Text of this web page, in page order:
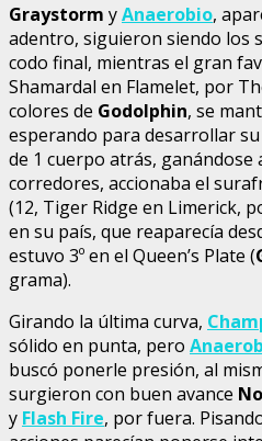
Graystorm yAnaerobio,
adentro, siguieron siendo los
codo final, mientras el gran
Shamardal en Flamelet, por
colores de Godolphin, se
esperando para desarrollar
de 1 cuerpo atrás, ganándose
corredores, accionaba el
(12, Tiger Ridge en Limerick,
en su país, que reaparecía
estuvo 3º en el Queen’s Plate (
grama).
Girando la última curva,
sólido en punta, pero
buscó ponerle presión, al
surgieron con buen avance
y Flash Fire, por fuera.